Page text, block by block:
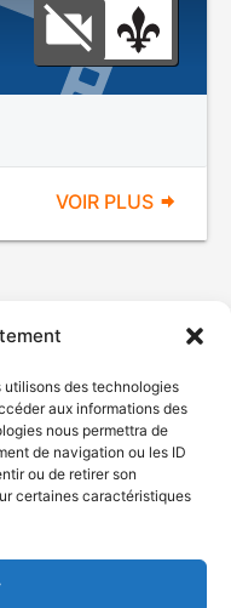
utilisons des technologies
aux informations des
nous permettra de
de navigation ou les ID
ou de retirer son
certaines caractéristiques
VOIR PLUS
2026